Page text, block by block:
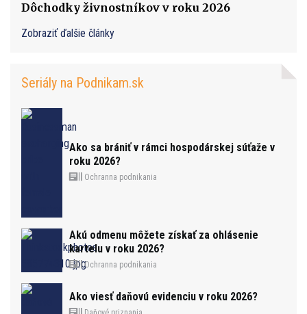
Dôchodky živnostníkov v roku 2026
Zobraziť ďalšie články
Seriály na Podnikam.sk
Ako sa brániť v rámci hospodárskej súťaže v
roku 2026?
Ochranna podnikania
Akú odmenu môžete získať za ohlásenie
kartelu v roku 2026?
Ochranna podnikania
Ako viesť daňovú evidenciu v roku 2026?